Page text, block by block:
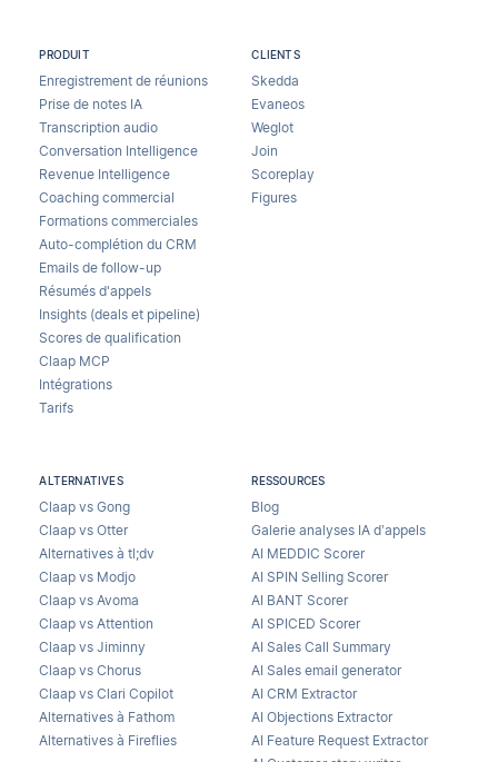
PRODUIT
Enregistrement de réunions
Prise de notes IA
Transcription audio
Conversation Intelligence
Revenue Intelligence
Coaching commercial
Formations commerciales
Auto-complétion du CRM
Emails de follow-up
Résumés d'appels
Insights (deals et pipeline)
Scores de qualification
Claap MCP
Intégrations
Tarifs
CLIENTS
Skedda
Evaneos
Weglot
Join
Scoreplay
Figures
ALTERNATIVES
Claap vs Gong
Claap vs Otter
Alternatives à tl;dv
Claap vs Modjo
Claap vs Avoma
Claap vs Attention
Claap vs Jiminny
Claap vs Chorus
Claap vs Clari Copilot
Alternatives à Fathom
Alternatives à Fireflies
RESSOURCES
Blog
Galerie analyses IA d’appels
AI MEDDIC Scorer
AI SPIN Selling Scorer
AI BANT Scorer
AI SPICED Scorer
AI Sales Call Summary
AI Sales email generator
AI CRM Extractor
AI Objections Extractor
AI Feature Request Extractor